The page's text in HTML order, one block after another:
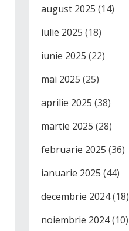
august 2025 (14)
iulie 2025 (18)
iunie 2025 (22)
mai 2025 (25)
aprilie 2025 (38)
martie 2025 (28)
februarie 2025 (36)
ianuarie 2025 (44)
decembrie 2024(18)
noiembrie 2024(10)